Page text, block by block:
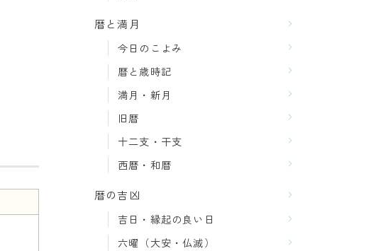
暦と満月
今日のこよみ
暦と歳時記
満月・新月
旧暦
十二支・干支
西暦・和暦
暦の吉凶
吉日・縁起の良い日
六曜（大安・仏滅）